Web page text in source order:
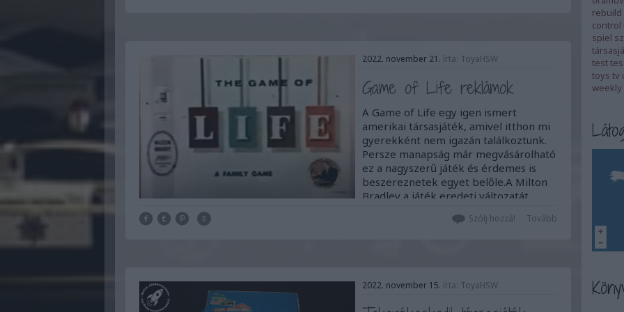
2022. november 21. írta: ToyaHSW
Game of Life reklámok
A Game of Life egy igen ismert
amerikai társasjáték, amivel itthon mi
gyerekként nem igazán találkoztunk.
Persze manapság már megvásárolható
ez a nagyszerű játék és érdemes is
beszereznetek egyet belőle.A Milton
Bradley a játék eredeti változatát
Tovább
Szólj hozzá!
2022. november 15. írta: ToyaHSW
rebuild
control
spiel
test
toys tv
weekly